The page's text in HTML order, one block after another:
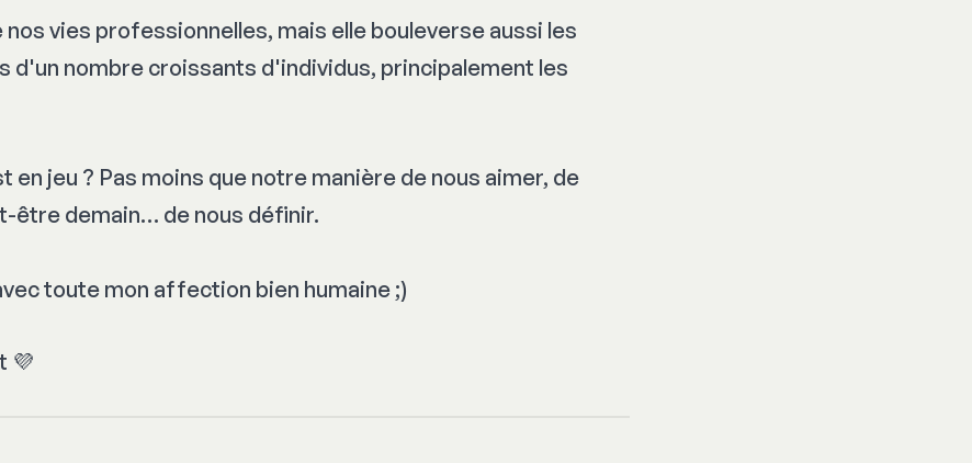
vies professionnelles, mais elle bouleverse aussi les
d'un nombre croissants d'individus, principalement les
en jeu ? Pas moins que notre manière de nous aimer, de
être demain… de nous définir.
toute mon affection bien humaine ;)
💜